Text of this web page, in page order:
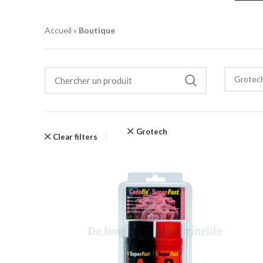
Accueil » Boutique
Clear filters
Grotech